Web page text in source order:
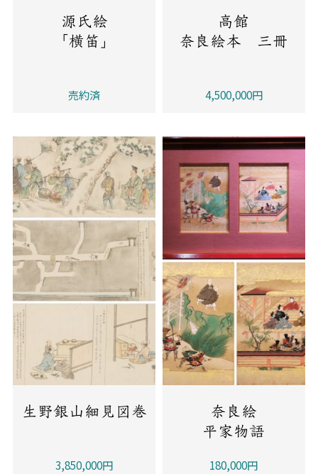
源氏絵
「横笛」
売約済
高館
奈良絵本 三冊
4,500,000円
生野銀山細見図巻
3,850,000円
奈良絵
平家物語
180,000円